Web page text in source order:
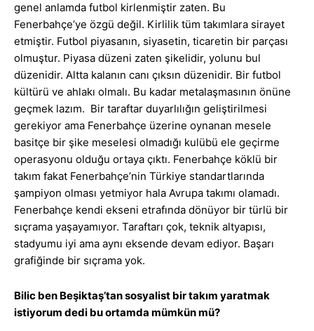
genel anlamda futbol kirlenmiştir zaten. Bu
Fenerbahçe’ye özgü değil. Kirlilik tüm takımlara sirayet
etmiştir. Futbol piyasanın, siyasetin, ticaretin bir parçası
olmuştur. Piyasa düzeni zaten şikelidir, yolunu bul
düzenidir. Altta kalanın canı çıksın düzenidir. Bir futbol
kültürü ve ahlakı olmalı. Bu kadar metalaşmasının önüne
geçmek lazım. Bir taraftar duyarlılığın geliştirilmesi
gerekiyor ama Fenerbahçe üzerine oynanan mesele
basitçe bir şike meselesi olmadığı kulübü ele geçirme
operasyonu olduğu ortaya çıktı. Fenerbahçe köklü bir
takım fakat Fenerbahçe’nin Türkiye standartlarında
şampiyon olması yetmiyor hala Avrupa takımı olamadı.
Fenerbahçe kendi ekseni etrafında dönüyor bir türlü bir
sıçrama yaşayamıyor. Taraftarı çok, teknik altyapısı,
stadyumu iyi ama aynı eksende devam ediyor. Başarı
grafiğinde bir sıçrama yok.
Bilic ben Beşiktaş’tan sosyalist bir takım yaratmak
istiyorum dedi bu ortamda mümkün mü?